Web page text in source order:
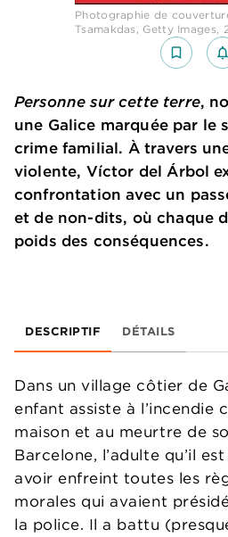
Photographie de
Tsamakdas, Getty Images,
bookmark_border
Personne sur cette terre,
une Galice marquée par le
crime familial. À travers
violente, Víctor del Árbol
confrontation avec un
et de non-dits, où chaque
poids des conséquences.
DESCRIPTIF DÉTAILS
Dans un village côtier de
enfant assiste à l’incendie
maison et au meurtre de
Barcelone, l’adulte qu’il
avoir enfreint toutes les
morales qui avaient
la police. Il a battu